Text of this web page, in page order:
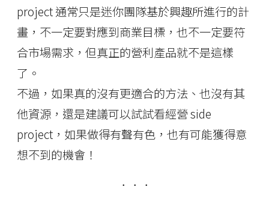
project 通常只是迷你團隊基於興趣所進行的計
畫，不一定要對應到商業目標，也不一定要符
合市場需求，但真正的營利產品就不是這樣
了。
不過，如果真的沒有更適合的方法、也沒有其
他資源，還是建議可以試試看經營 side
project，如果做得有聲有色，也有可能獲得意
想不到的機會！
．．．